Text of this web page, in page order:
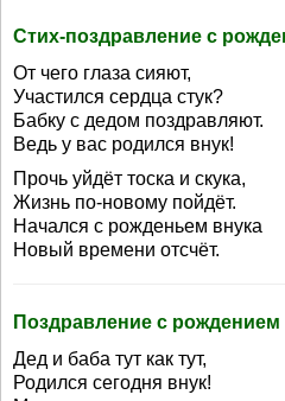
Стих-поздравление с
От чего глаза сияют,
Участился сердца стук?
Бабку с дедом поздравляют.
Ведь у вас родился внук!
Прочь уйдёт тоска и скука,
Жизнь по-новому пойдёт.
Начался с рожденьем внука
Новый времени отсчёт.
Поздравление с рождением
Дед и баба тут как тут,
Родился сегодня внук!